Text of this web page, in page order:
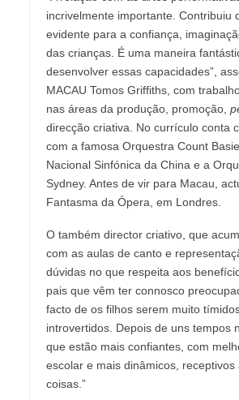
incrivelmente importante. Contribuiu
evidente para a confiança,
das crianças. É uma maneira
desenvolver essas capacidades”,
MACAU Tomos Griffiths, com
nas áreas da produção, promoção,
direcção criativa. No currículo conta
com a famosa Orquestra Count
Nacional Sinfónica da China e a
Sydney. Antes de vir para Macau,
Fantasma da Ópera, em Londres.
O também director criativo, que
com as aulas de canto e
dúvidas no que respeita aos
pais que vêm ter connosco
facto de os filhos serem muito
introvertidos. Depois de uns tempos
que estão mais confiantes, com
escolar e mais dinâmicos, receptivos
coisas.”